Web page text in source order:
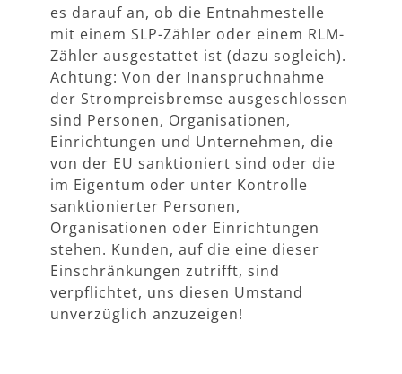
es darauf an, ob die Entnahmestelle
mit einem SLP-Zähler oder einem RLM-
Zähler ausgestattet ist (dazu sogleich).
Achtung: Von der Inanspruchnahme
der Strompreisbremse ausgeschlossen
sind Personen, Organisationen,
Einrichtungen und Unternehmen, die
von der EU sanktioniert sind oder die
im Eigentum oder unter Kontrolle
sanktionierter Personen,
Organisationen oder Einrichtungen
stehen. Kunden, auf die eine dieser
Einschränkungen zutrifft, sind
verpflichtet, uns diesen Umstand
unverzüglich anzuzeigen!